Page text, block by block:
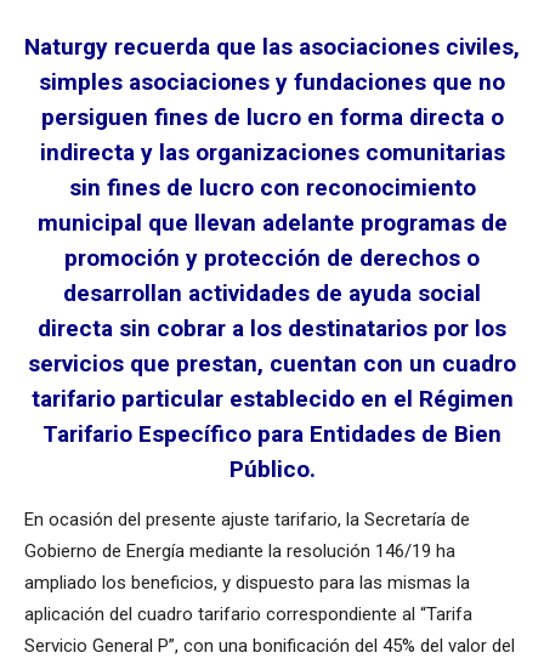
Naturgy recuerda que las asociaciones civiles,
simples asociaciones y fundaciones que no
persiguen fines de lucro en forma directa o
indirecta y las organizaciones comunitarias
sin fines de lucro con reconocimiento
municipal que llevan adelante programas de
promoción y protección de derechos o
desarrollan actividades de ayuda social
directa sin cobrar a los destinatarios por los
servicios que prestan, cuentan con un cuadro
tarifario particular establecido en el Régimen
Tarifario Específico para Entidades de Bien
Público.
En ocasión del presente ajuste tarifario, la Secretaría de
Gobierno de Energía mediante la resolución 146/19 ha
ampliado los beneficios, y dispuesto para las mismas la
aplicación del cuadro tarifario correspondiente al “Tarifa
Servicio General P”, con una bonificación del 45% del valor del